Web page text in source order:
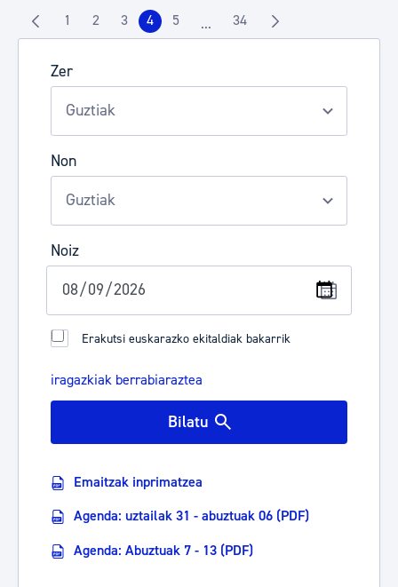
Zer
Non
Noiz
Erakutsi euskarazko ekitaldiak bakarrik
iragazkiak berrabiaraztea
Bilatu
Emaitzak inprimatzea
Agenda: uztailak 31 - abuztuak 06 (PDF)
Agenda: Abuztuak 7 - 13 (PDF)
Orrialdea
1 Orrialdea
2 Orrialdea
3 Orrialdea
4 Orrialdea
5 ...Intermediate Pages Use TAB to
Orrialdea
34